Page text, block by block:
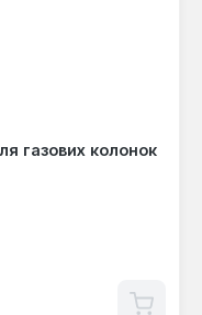
газових колонок